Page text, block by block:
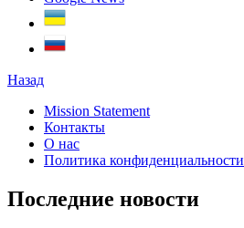
Назад
Mission Statement
Контакты
О нас
Политика конфиденциальности
Последние новости